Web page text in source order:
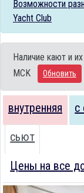
Возможности
Yacht Club
Наличие кают и
MCK
Обновить
внутренняя с
сьют
Цены на все